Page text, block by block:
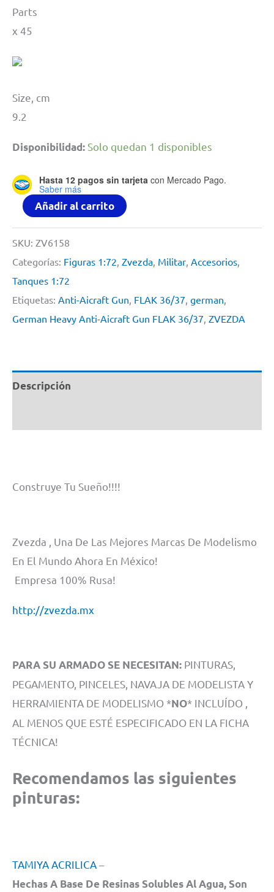
Parts
х 45
Size, cm
9.2
Disponibilidad: Solo quedan 1 disponibles
Hasta 12 pagos sin tarjeta con Mercado Pago.
Saber más
German
Anti-
Aicraft
Gun
FLAK
36/37
#
6158
cantidad
Añadir al carrito
SKU: ZV6158
Categorías: Figuras 1:72 Zvezda Militar Accesorios
Tanques 1:72
Etiquetas: Anti-Aicraft Gun FLAK 36/37 german
German Heavy Anti-Aicraft Gun FLAK 36/37 ZVEZDA
Descripción
Construye Tu Sueño!!!!
Zvezda , Una De Las Mejores Marcas De Modelismo
En El Mundo Ahora En México!
Empresa 100% Rusa!
http://zvezda.mx
PARA SU ARMADO SE NECESITAN: PINTURAS,
PEGAMENTO, PINCELES, NAVAJA DE MODELISTA Y
HERRAMIENTA DE MODELISMO *NO* INCLUÍDO ,
AL MENOS QUE ESTÉ ESPECIFICADO EN LA FICHA
TÉCNICA!
Recomendamos las siguientes
pinturas:
TAMIYA ACRILICA–
Hechas A Base De Resinas Solubles Al Agua, Son